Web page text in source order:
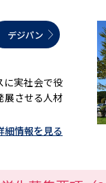
デジパン
に実社会で役
展させる人材
細情報を見る